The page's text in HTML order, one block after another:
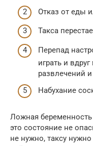
Отказ от еды
Такса
Перепад
играть и
развлечений и
Набухание
Ложная
это состояние не
не нужно, таксу